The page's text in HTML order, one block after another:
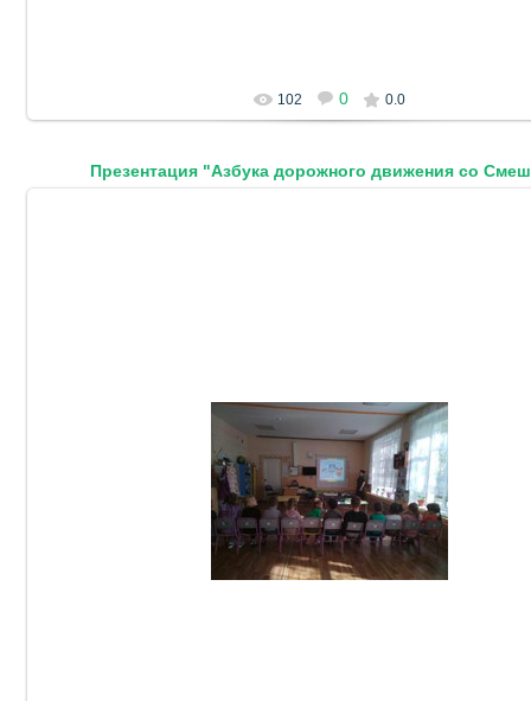
102 0 0.0
Презентация "Азбука дорожного движения со
06.10.2023
DetSad14